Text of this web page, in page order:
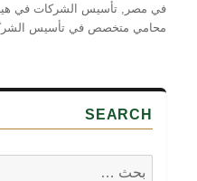
في
في مصر ,تأسيس الشركات في
محامي متخصص في تأسيس
SEARCH
البحث